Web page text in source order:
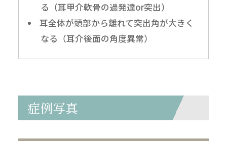
る（耳甲介軟骨の過発達or突出）
耳全体が頭部から離れて突出角が大きく
なる（耳介後面の角度異常）
症例写真